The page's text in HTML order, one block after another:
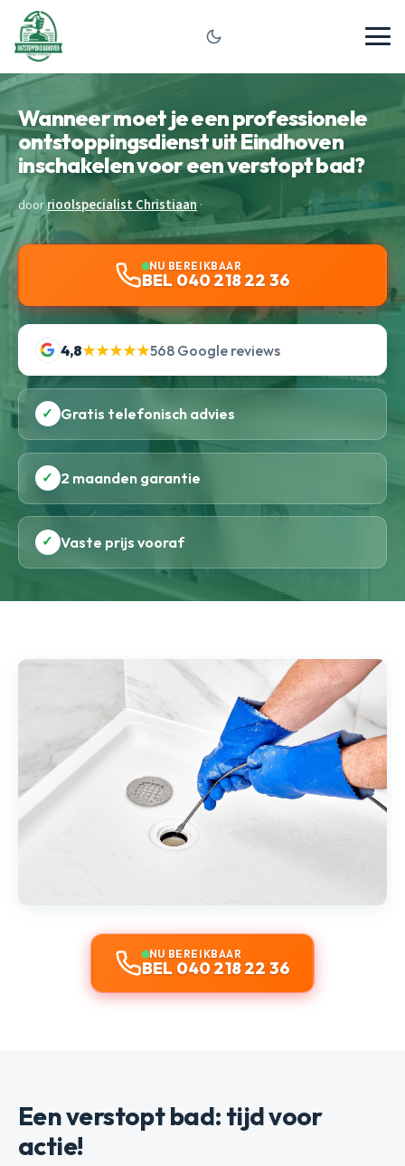
Wanneer moet je een professionele
ontstoppingsdienst uit Eindhoven
inschakelen voor een verstopt bad?
doorrioolspecialist Christiaan ·
NU BEREIKBAAR
BEL 040 218 22 36
4,8★★★★★568 Google reviews
✓ Gratis telefonisch advies
✓ 2 maanden garantie
✓ Vaste prijs vooraf
NU BEREIKBAAR
BEL 040 218 22 36
Een verstopt bad: tijd voor
actie!